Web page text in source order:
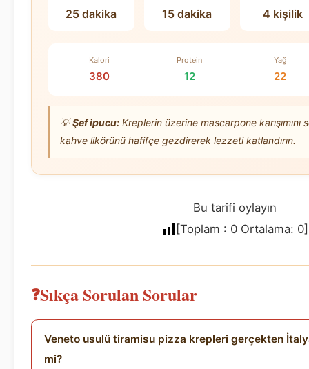
25 dakika 15 dakika 4 kişilik
Kalori
380
Protein
12
Yağ
22
💡Şef ipucu: Kreplerin üzerine mascarpone
kahve likörünü hafifçe gezdirerek lezzeti katlandırın.
Bu tarifi oylayın
[Toplam : 0Ortalama: 0]
Sıkça Sorulan Sorular
Veneto usulü tiramisu pizza krepleri gerçekten
mi?